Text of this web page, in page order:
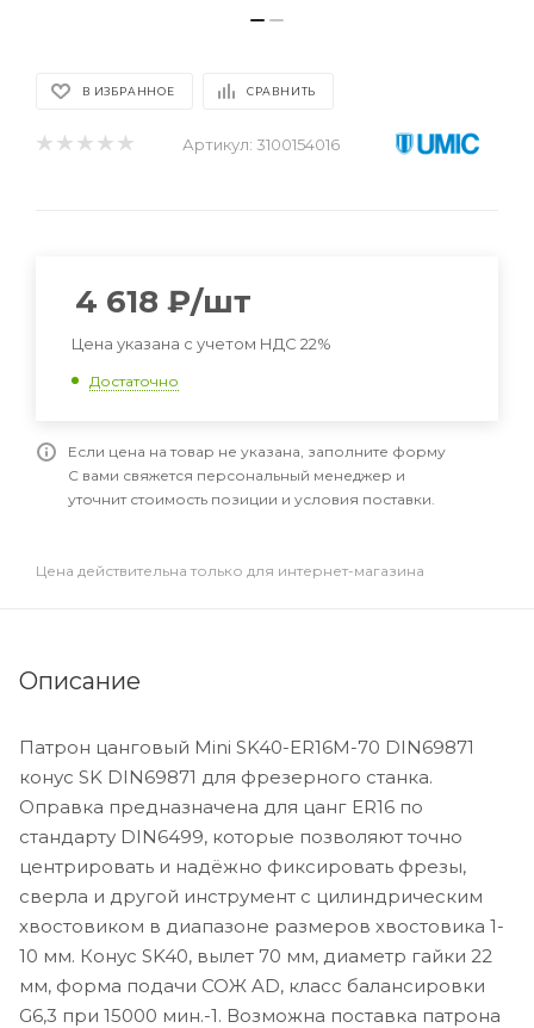
В ИЗБРАННОЕ СРАВНИТЬ
Артикул: 3100154016
4 618 ₽/шт
Цена указана с учетом НДС 22%
Достаточно
Если цена на товар не указана, заполните форму
С вами свяжется персональный менеджер и
уточнит стоимость позиции и условия поставки.
Цена действительна только для интернет-магазина
Описание
Патрон цанговый Mini SK40-ER16M-70 DIN69871
конус SK DIN69871 для фрезерного станка.
Оправка предназначена для цанг ER16 по
стандарту DIN6499, которые позволяют точно
центрировать и надёжно фиксировать фрезы,
сверла и другой инструмент с цилиндрическим
хвостовиком в диапазоне размеров хвостовика 1-
10 мм. Конус SK40, вылет 70 мм, диаметр гайки 22
мм, форма подачи СОЖ AD, класс балансировки
G6,3 при 15000 мин.-1. Возможна поставка патрона